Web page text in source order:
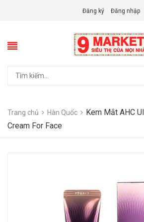
Đăng ký Đăng nhập
Trang chủ Hàn Quốc
Kem Mắt AHC
Cream For Face